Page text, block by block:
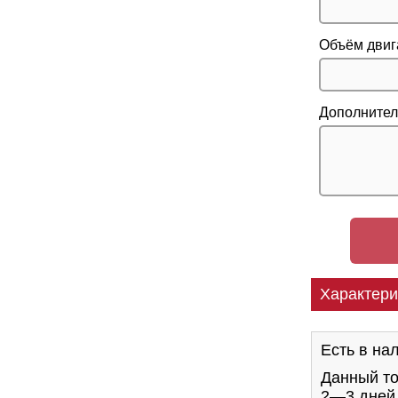
Объём
Есть в
Данный